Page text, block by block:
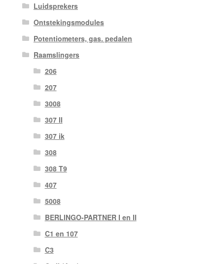
Luidsprekers
Ontstekingsmodules
Potentiometers, gas. pedalen
Raamslingers
206
207
3008
307 II
307 ik
308
308 T9
407
5008
BERLINGO-PARTNER I en II
C1 en 107
C3